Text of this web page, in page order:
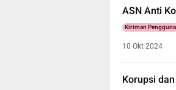
ASN Anti
Kiriman Pengguna
10 Okt 2024
Korupsi